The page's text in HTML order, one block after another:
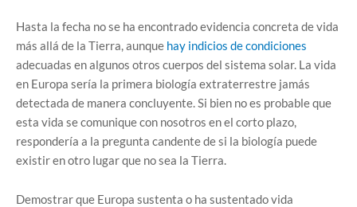
Hasta la fecha no se ha encontrado evidencia concreta de vida
más allá de la Tierra, aunque hay indicios de condiciones
adecuadas en algunos otros cuerpos del sistema solar. La vida
en Europa sería la primera biología extraterrestre jamás
detectada de manera concluyente. Si bien no es probable que
esta vida se comunique con nosotros en el corto plazo,
respondería a la pregunta candente de si la biología puede
existir en otro lugar que no sea la Tierra.
Demostrar que Europa sustenta o ha sustentado vida